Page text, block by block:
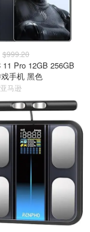
$999.20
11 Pro 12GB 256GB
手机 黑色
马逊